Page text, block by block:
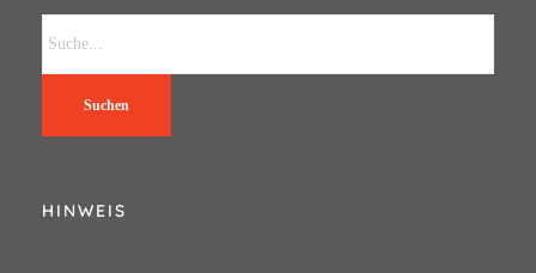
Suchen
HINWEIS